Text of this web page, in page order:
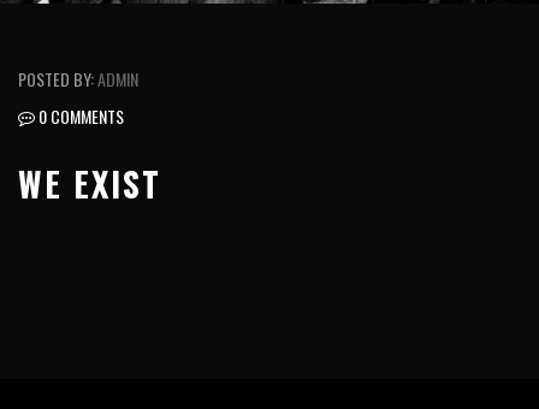
POSTED BY:ADMIN
0 COMMENTS
WE EXIST